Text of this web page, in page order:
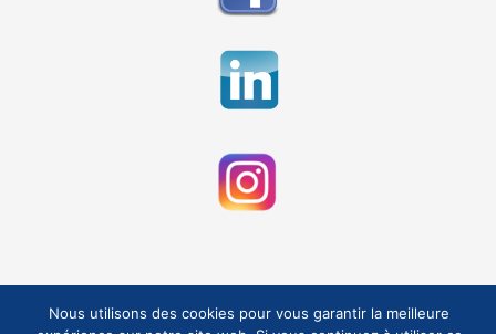
ÉVÈNEMENTS À VENIR
Nous utilisons des cookies pour vous garantir la meilleure